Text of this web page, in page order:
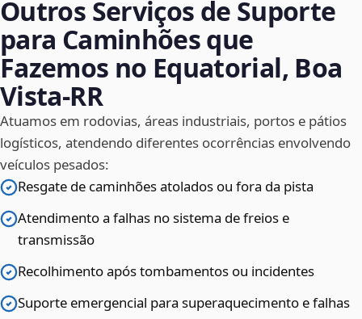
Outros Serviços de Suporte
para Caminhões que
Fazemos no Equatorial, Boa
Vista‑RR
Atuamos em rodovias, áreas industriais, portos e pátios
logísticos, atendendo diferentes ocorrências envolvendo
veículos pesados:
Resgate de caminhões atolados ou fora da pista
Atendimento a falhas no sistema de freios e
transmissão
Recolhimento após tombamentos ou incidentes
Suporte emergencial para superaquecimento e falhas